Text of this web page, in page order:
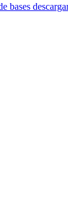
bases